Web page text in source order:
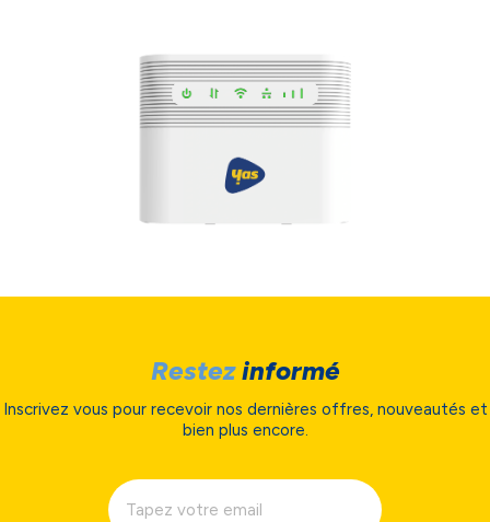
Restezinformé
Inscrivez vous pour recevoir nos dernières offres, nouveautés et
bien plus encore.